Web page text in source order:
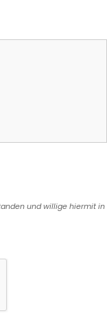
und willige hiermit in